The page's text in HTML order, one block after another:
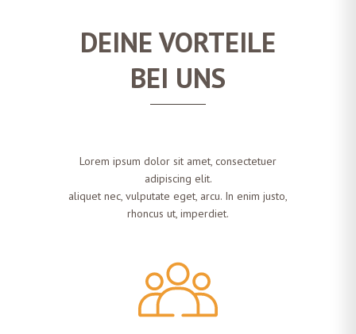
DEINE VORTEILE
BEI UNS
Lorem ipsum dolor sit amet, consectetuer
adipiscing elit.
aliquet nec, vulputate eget, arcu. In enim justo,
rhoncus ut, imperdiet.